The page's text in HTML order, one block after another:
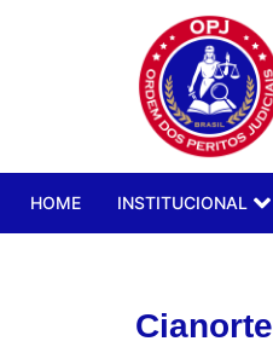
HOME INSTITUCIONAL
Cianorte